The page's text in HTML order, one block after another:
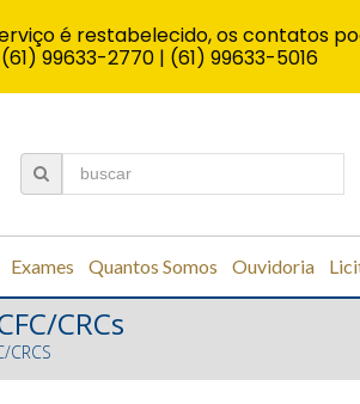
Exames Quantos Somos Ouvidoria
CRCs
CRCS
é restabelecido, os contatos
99633-2770 | (61) 99633-5016